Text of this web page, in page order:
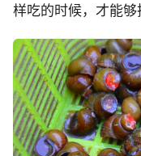
样吃的时候，才能够